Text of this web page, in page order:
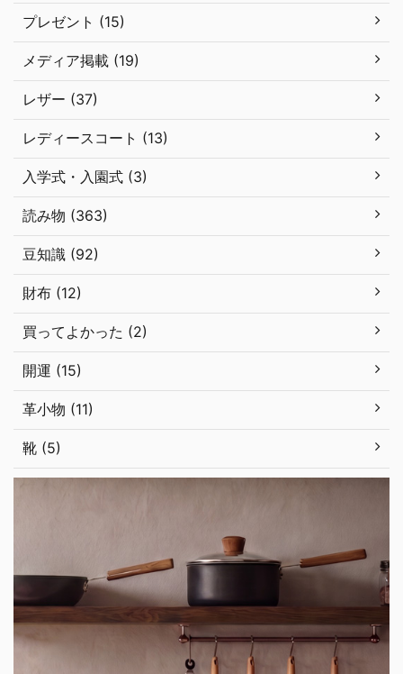
プレゼント (15)
メディア掲載 (19)
レザー (37)
レディースコート (13)
入学式・入園式 (3)
読み物 (363)
豆知識 (92)
財布 (12)
買ってよかった (2)
開運 (15)
革小物 (11)
靴 (5)